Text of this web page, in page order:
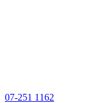
07-251 1162